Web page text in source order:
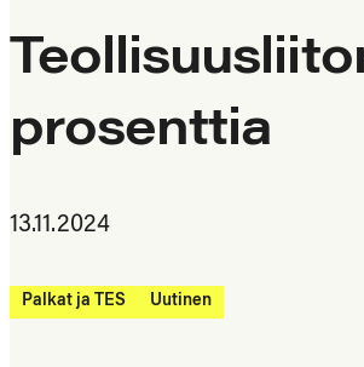
prosenttia
13.11.2024
Palkat ja TES Uutinen